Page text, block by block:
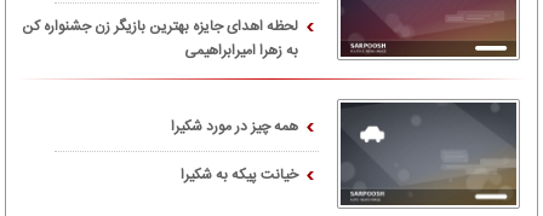
لحظه اهدای جایزه بهترین بازیگر زن جشنواره کن
به زهرا امیرابراهیمی
همه چیز در مورد شکیرا
خیانت پیکه به شکیرا